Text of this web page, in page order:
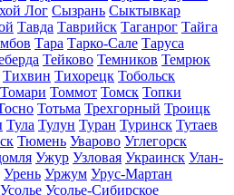
Лог Сызрань Сыктывкар
Тавда Таврийск Таганрог Тайга
Тара Тарко-Сале Таруса
Тейково Темников Темрюк
Тихвин Тихорецк Тобольск
Томари Томмот Томск Топки
Тотьма Трехгорный Троицк
Тула Тулун Туран Туринск Тутаев
Тюмень Уварово Углегорск
Ужур Узловая Украинск Улан-
Урень Уржум Урус-Мартан
Усолье Усолье-Сибирское